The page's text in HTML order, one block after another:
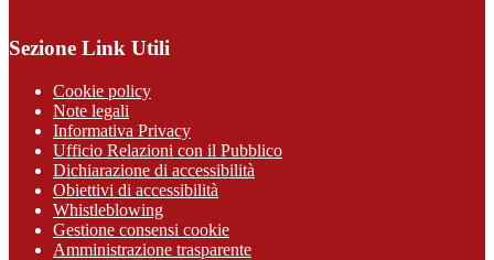
Sezione Link Utili
Cookie policy
Note legali
Informativa Privacy
Ufficio Relazioni con il Pubblico
Dichiarazione di accessibilità
Obiettivi di accessibilità
Whistleblowing
Gestione consensi cookie
Amministrazione trasparente